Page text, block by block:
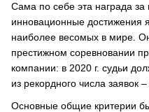
Сама по себе эта награда за
инновационные достижения
наиболее весомых в мире.
престижном соревновании
компании: в 2020 г. судьи
из рекордного числа заявок
Основные общие критерии